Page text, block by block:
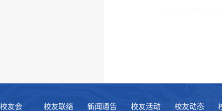
校友会 校友联络 新闻通告 校友活动 校友动态